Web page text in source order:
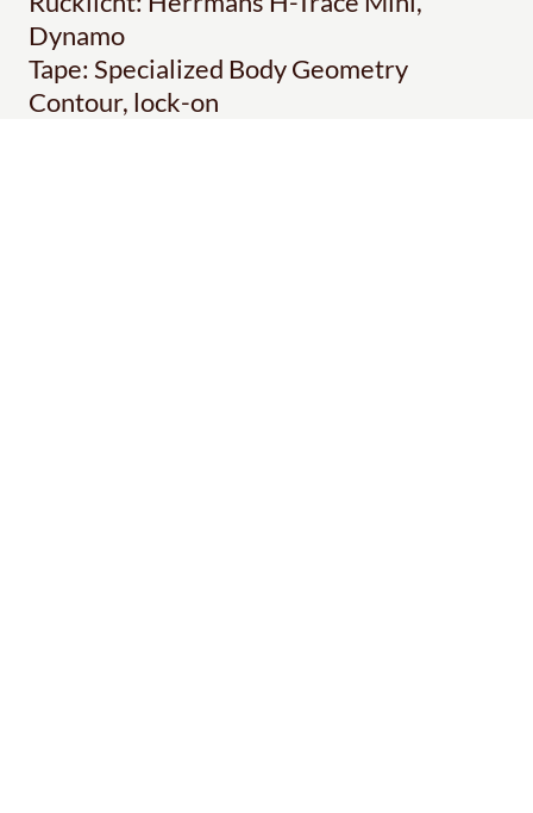
Dynamo
Tape: Specialized Body Geometry
Contour, lock-on